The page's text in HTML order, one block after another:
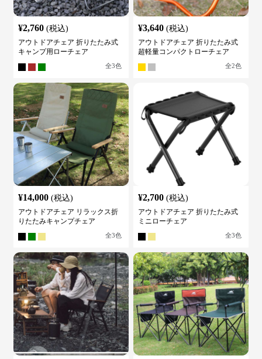
¥2,760 (税込)
アウトドアチェア 折りたたみ式
キャンプ用ローチェア
全3色
¥3,640 (税込)
アウトドアチェア 折りたたみ式
超軽量コンパクトローチェア
全2色
¥14,000 (税込)
アウトドアチェア リラックス折
りたたみキャンプチェア
全3色
¥2,700 (税込)
アウトドアチェア 折りたたみ式
ミニローチェア
全3色